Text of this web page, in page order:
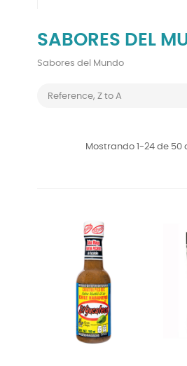
SABORES DEL
Sabores del Mundo
Reference, Z to A
Mostrando 1-24 de 50